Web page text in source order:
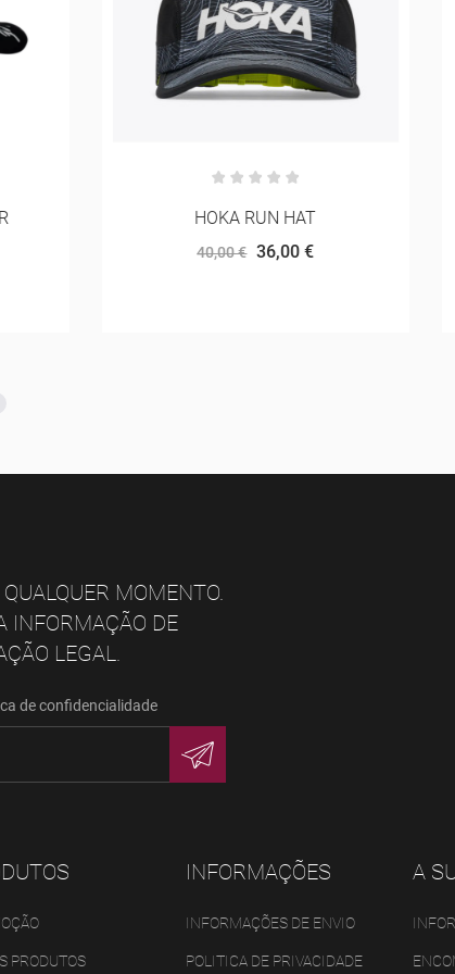
NNORMAL
MOMENTO.
INFORMAÇÃO DE
LEGAL.
de confidencialidade
PRODUTOS
INFORMAÇÕES
INFORMAÇÕES DE ENVIO
POLITICA DE PRIVACIDADE
A